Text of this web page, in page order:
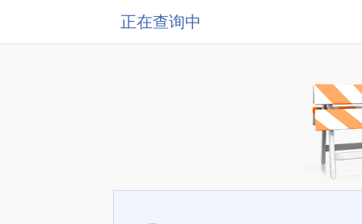
正在查询中